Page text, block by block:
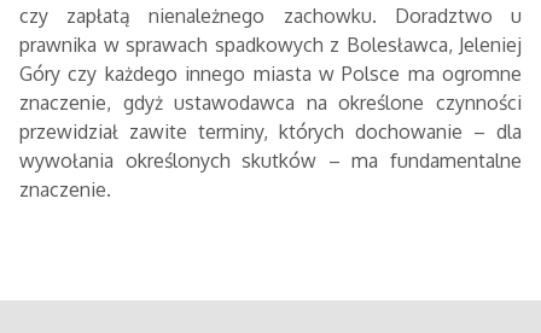
czy zapłatą nienależnego zachowku. Doradztwo u
prawnika w sprawach spadkowych z Bolesławca, Jeleniej
Góry czy każdego innego miasta w Polsce ma ogromne
znaczenie, gdyż ustawodawca na określone czynności
przewidział zawite terminy, których dochowanie – dla
wywołania określonych skutków – ma fundamentalne
znaczenie.